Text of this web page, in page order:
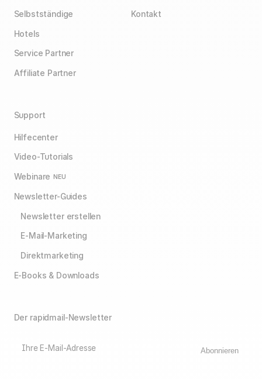
Selbstständige
Hotels
Service Partner
Affiliate Partner
Kontakt
Support
Hilfecenter
Video-Tutorials
Webinare NEU
Newsletter-Guides
Newsletter erstellen
E-Mail-Marketing
Direktmarketing
E-Books & Downloads
Der rapidmail-Newsletter
Ihre E-Mail-Adresse Abonnieren